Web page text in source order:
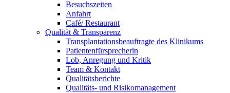
Besuchszeiten
Anfahrt
Café/ Restaurant
Qualität & Transparenz
Transplantationsbeauftragte des Klinikums
Patientenfürsprecherin
Lob, Anregung und Kritik
Team & Kontakt
Qualitätsberichte
Qualitäts- und Risikomanagement